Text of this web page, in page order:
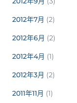
2012年7月 (2)
2012年6月 (2)
2012年4月 (1)
2012年3月 (2)
2011年11月 (1)